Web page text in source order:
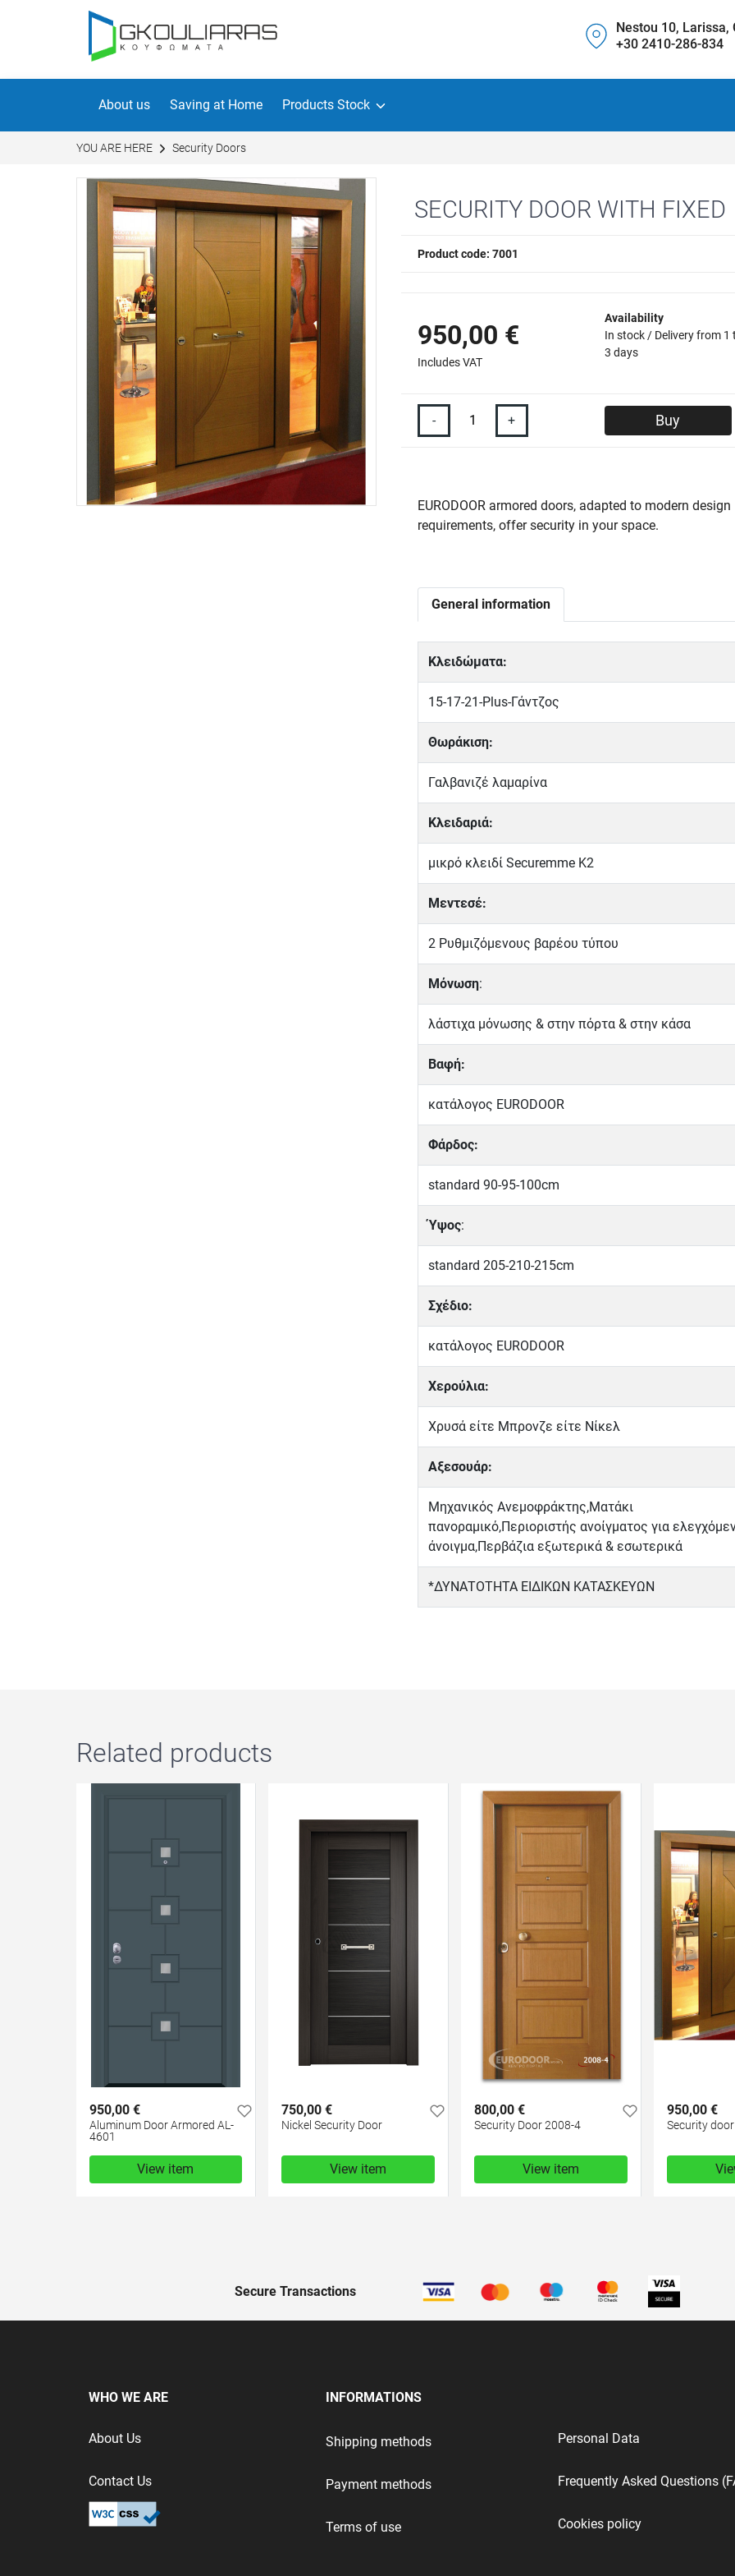
Nestou 10, Larissa,
+30 2410-286-834
About us Saving at Home Products Stock
YOU ARE HERE Security Doors
SECURITY DOOR WITH FIXED
Product code: 7001
950,00 €
Includes VAT
Availability
In stock / Delivery from 1
3 days
- + Buy
EURODOOR armored doors, adapted to modern design
requirements, offer security in your space.
General information
Κλειδώματα:
15-17-21-Plus-Γάντζος
Θωράκιση:
Γαλβανιζέ λαμαρίνα
Κλειδαριά:
μικρό κλειδί Securemme K2
Μεντεσέ:
2 Ρυθμιζόμενους βαρέου τύπου
Μόνωση:
λάστιχα μόνωσης & στην πόρτα & στην κάσα
Βαφή:
κατάλογος EURODOOR
Φάρδος:
standard 90-95-100cm
Ύψος:
standard 205-210-215cm
Σχέδιο:
κατάλογος EURODOOR
Χερούλια:
Χρυσά είτε Μπρονζε είτε Νίκελ
Αξεσουάρ:
Μηχανικός Ανεμοφράκτης,Ματάκι
πανοραμικό,Περιοριστής ανοίγματος για
άνοιγμα,Περβάζια εξωτερικά & εσωτερικά
*ΔΥΝΑΤΟΤΗΤΑ ΕΙΔΙΚΩΝ ΚΑΤΑΣΚΕΥΩΝ
Related products
950,00 €
Aluminum Door Armored AL-
4601
View item
750,00 €
Nickel Security Door
View item
800,00 €
Security Door 2008-4
View item
950,00 €
Security
Secure Transactions
WHO WE ARE
About Us
Contact Us
INFORMATIONS
Shipping methods
Payment methods
Terms of use
Personal Data
Frequently Asked Questions
Cookies policy